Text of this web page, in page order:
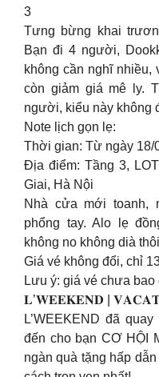
3
Tưng bừng khai
Bạn đi 4 người,
không cần nghĩ
còn giảm giá mê ly.
người, kiểu này không
Note lịch gọn lẹ:
Thời gian: Từ ngày 18/
Địa điểm: Tầng 3,
Giai, Hà Nội
Nhà cửa mới toanh,
phổng tay. Alo lẹ
không no không dià
Giá vé không đổi, chỉ
Lưu ý: giá vé chưa bao
𝐋’𝐖𝐄𝐄𝐊𝐄𝐍𝐃 |
L’WEEKEND đã
đến cho bạn CƠ HỘI
ngàn quà tặng hấp